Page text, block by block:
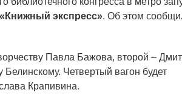
«Книжный экспресс». Об этом
Павла Бажова, второй –
Четвертый вагон будет
Крапивина.